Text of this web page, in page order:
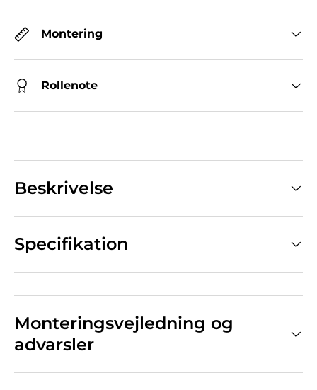
Montering
Rollenote
Beskrivelse
Specifikation
Monteringsvejledning og
advarsler